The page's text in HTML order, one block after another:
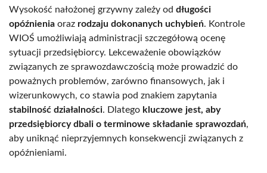
Wysokość nałożonej grzywny zależy od długości
opóźnienia oraz rodzaju dokonanych uchybień. Kontrole
WIOŚ umożliwiają administracji szczegółową ocenę
sytuacji przedsiębiorcy. Lekceważenie obowiązków
związanych ze sprawozdawczością może prowadzić do
poważnych problemów, zarówno finansowych, jak i
wizerunkowych, co stawia pod znakiem zapytania
stabilność działalności. Dlatego kluczowe jest, aby
przedsiębiorcy dbali o terminowe składanie sprawozdań,
aby uniknąć nieprzyjemnych konsekwencji związanych z
opóźnieniami.